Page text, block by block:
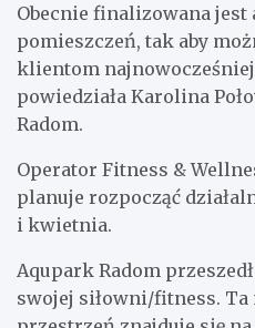
Obecnie finalizowana jest
pomieszczeń, tak aby
klientom
powiedziała Karolina
Radom.
Operator Fitness &
planuje rozpocząć
i kwietnia.
Aqupark Radom
swojej siłowni/fitness.